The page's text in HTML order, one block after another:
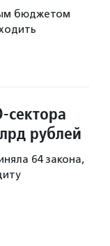
бюджетом
рублей
64 закона,